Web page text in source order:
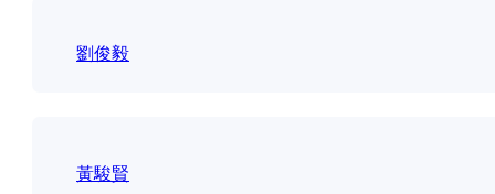
劉俊毅
黃駿賢